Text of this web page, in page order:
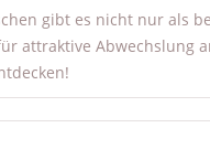
gibt es nicht nur als
attraktive Abwechslung